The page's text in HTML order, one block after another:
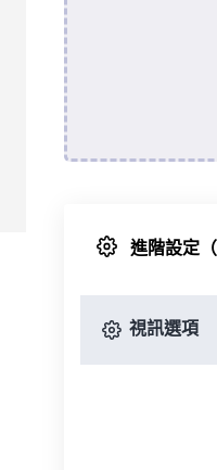
進階設定
視訊選項